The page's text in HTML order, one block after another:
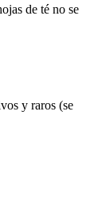
de té no se
y raros (se